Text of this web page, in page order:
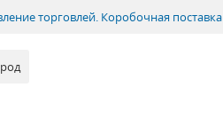
торговлей. Коробочная поставка